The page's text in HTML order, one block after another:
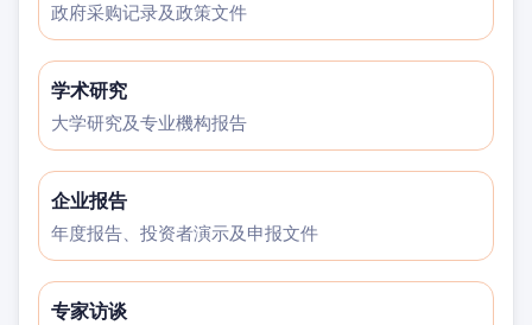
政府采购记录及政策文件
学术研究
大学研究及专业機构报告
企业报告
年度报告、投资者演示及申报文件
专家访谈